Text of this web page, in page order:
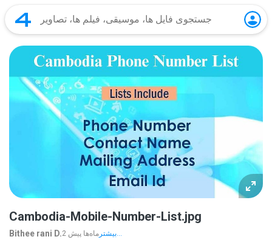
Cambodia-Mobile-Number-List.jpg
Bithee rani D. 2 ماه‌ها پیش